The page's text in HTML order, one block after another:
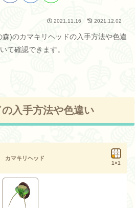
2021.11.16 2021.12.02
)のカマキリヘッドの入手方法や色違
て確認できます。
入手方法や色違い
カマキリヘッド
1×1